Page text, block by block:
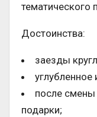
тематического
Достоинства:
заезды
углубленное
после
подарки;